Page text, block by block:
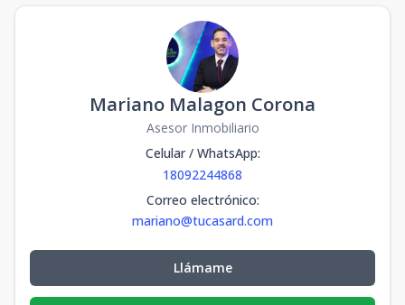
Mariano Malagon Corona
Asesor Inmobiliario
Celular / WhatsApp:
18092244868
Correo electrónico:
mariano@tucasard.com
Llámame